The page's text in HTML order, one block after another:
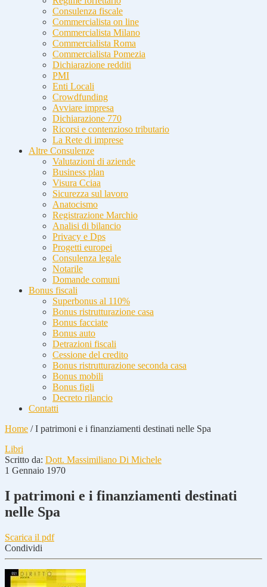
Consulenza fiscale
Commercialista on line
Commercialista Milano
Commercialista Roma
Commercialista Pomezia
Dichiarazione redditi
PMI
Enti Locali
Crowdfunding
Avviare impresa
Dichiarazione 770
Ricorsi e contenzioso tributario
La Rete di imprese
Altre Consulenze
Valutazioni di aziende
Business plan
Visura Cciaa
Sicurezza sul lavoro
Anatocismo
Registrazione Marchio
Analisi di bilancio
Privacy e Dps
Progetti europei
Consulenza legale
Notarile
Domande comuni
Bonus fiscali
Superbonus al 110%
Bonus ristrutturazione casa
Bonus facciate
Bonus auto
Detrazioni fiscali
Cessione del credito
Bonus ristrutturazione seconda casa
Bonus mobili
Bonus figli
Decreto rilancio
Contatti
Home /I patrimoni e i finanziamenti destinati nelle Spa
Libri
Scritto da: Dott. Massimiliano Di Michele
1 Gennaio 1970
I patrimoni e i finanziamenti destinati
nelle Spa
Scarica il pdf
Condividi